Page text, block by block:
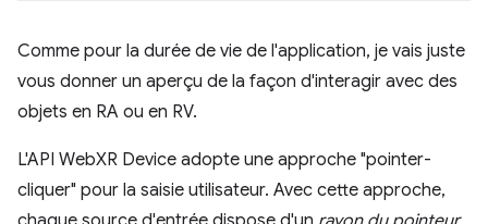
Comme pour la durée de vie de l'application, je vais juste
vous donner un aperçu de la façon d'interagir avec des
objets en RA ou en RV.
L'API WebXR Device adopte une approche "pointer-
cliquer" pour la saisie utilisateur. Avec cette approche,